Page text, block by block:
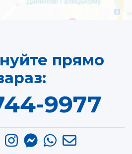
прямо
9977